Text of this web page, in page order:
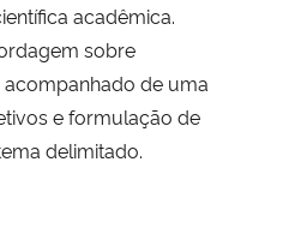
acadêmica.
sobre
de uma
e formulação de
delimitado.